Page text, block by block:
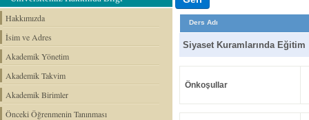
Hakkımızda
İsim ve Adres
Akademik Yönetim
Akademik Takvim
Akademik Birimler
Önceki Öğrenmenin Tanınması
Ders Adı
Siyaset Kuramlarında Eğitim
Önkoşullar